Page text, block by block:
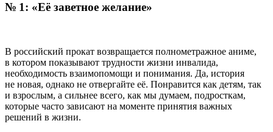
№ 1: «Её заветное желание»
В российский прокат возвращается полнометражное аниме,
в котором показывают трудности жизни инвалида,
необходимость взаимопомощи и понимания. Да, история
не новая, однако не отвергайте её. Понравится как детям, так
и взрослым, а сильнее всего, как мы думаем, подросткам,
которые часто зависают на моменте принятия важных
решений в жизни.